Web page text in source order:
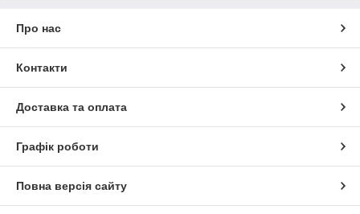
Про нас
Контакти
Доставка та оплата
Графік роботи
Повна версія сайту